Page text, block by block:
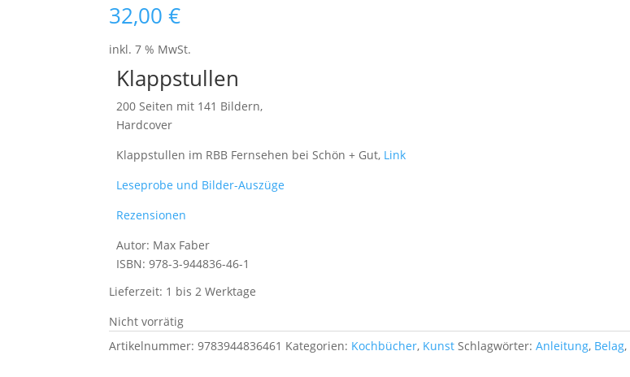
32,00€
inkl. 7 % MwSt.
Klappstullen
200 Seiten mit 141 Bildern,
Hardcover
Klappstullen im RBB Fernsehen bei Schön + Gut, Link
Leseprobe und Bilder-Auszüge
Rezensionen
Autor: Max Faber
ISBN: 978-3-944836-46-1
Lieferzeit: 1 bis 2 Werktage
Nicht vorrätig
Artikelnummer:9783944836461 Kategorien: Kochbücher, Kunst Schlagwörter:Anleitung, Belag,